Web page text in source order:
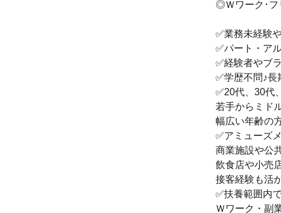
◎Ｗワーク･フ
✅業務未経験
✅パート・ア
✅経験者やブ
✅学歴不問♪長
✅20代、30代
若手からミド
幅広い年齢の
✅アミューズ
商業施設や公
飲食店や小売
接客経験も活
✅扶養範囲内
Ｗワーク・副